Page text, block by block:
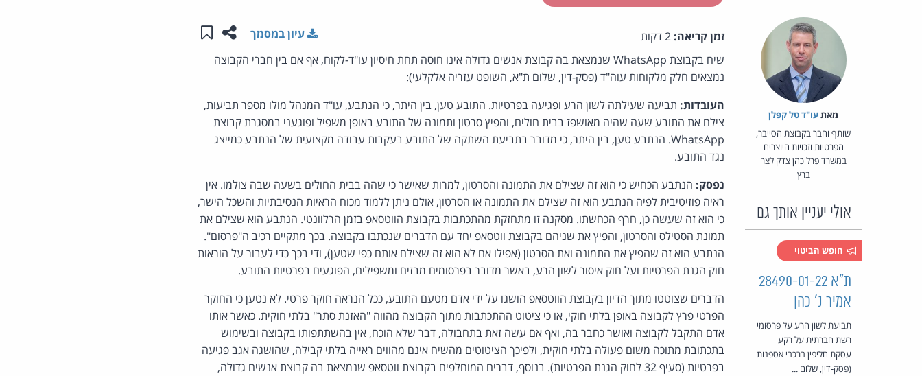
מאת‏עו"ד טל קפלן
שותף וחבר בקבוצת הסייבר,
הפרטיות וזכויות היוצרים
במשרד פרל כהן צדק לצר
ברץ
אולי יעניין אותך גם
חופש הביטוי
ת"א 28490-01-22
אמיר נ' כהן
תביעת לשון הרע על פרסומי
רשת חברתית על רקע
עסקת חליפין ברכבי אספנות
(פסק-דין, שלום ...
זמן קריאה: שתפו עמוד זה
שמור ב"תכנים שלי"
עיון במסמך
שיח בקבוצת WhatsApp שנמצאת בה קבוצת אנשים גדולה אינו חוסה תחת חיסיון עו"ד-לקוח, אף אם בין חברי הקבוצה
נמצאים חלק מלקוחות עוה"ד (פסק-דין, שלום ת"א, השופט עזריה אלקלעי):
העובדות: תביעה שעילתה לשון הרע ופגיעה בפרטיות. התובע טען, בין היתר, כי הנתבע, עו"ד המנהל מולו מספר תביעות,
צילם את התובע שעה שהיה מאושפז בבית חולים, והפיץ סרטון ותמונה של התובע באופן משפיל ופוגעני במסגרת קבוצת
WhatsApp. הנתבע טען, בין היתר, כי מדובר בתביעת השתקה של התובע בעקבות עבודה מקצועית של הנתבע כמייצג
נגד התובע.
נפסק: הנתבע הכחיש כי הוא זה שצילם את התמונה והסרטון, למרות שאישר כי שהה בבית החולים בשעה שבה צולמו. אין
ראיה פוזיטיבית לפיה הנתבע הוא זה שצילם את התמונה או הסרטון, אולם ניתן ללמוד מכוח הראיות הנסיבתיות והשכל הישר,
כי הוא זה שעשה כן, חרף הכחשתו. מסקנה זו מתחזקת מהתכתבות בקבוצת הווטסאפ בזמן הרלוונטי. הנתבע הוא שצילם את
תמונת הסטילס והסרטון, והפיץ את שניהם בקבוצת ווטסאפ יחד עם הדברים שנכתבו בקבוצה. בכך מתקיים רכיב ה"פרסום".
הנתבע הוא זה שהפיץ את התמונה ואת הסרטון (אפילו אם לא הוא זה שצילם אותם כפי שטען), ודי בכך כדי לעבור על הוראות
חוק הגנת הפרטיות ועל חוק איסור לשון הרע, באשר מדובר בפרסומים מבזים ומשפילים, הפוגעים בפרטיות התובע.
הדברים שצוטטו מתוך הדיון בקבוצת הווטסאפ הושגו על ידי אדם מטעם התובע, ככל הנראה חוקר פרטי. לא נטען כי החוקר
הפרטי פרץ לקבוצה באופן בלתי חוקי, או כי ציטוט ההתכתבות מתוך הקבוצה מהווה "האזנת סתר" בלתי חוקית. כאשר אותו
אדם התקבל לקבוצה ואושר כחבר בה, ואף אם עשה זאת בתחבולה, דבר שלא הוכח, אין בהשתתפותו בקבוצה ובשימוש
בתכתובת מתוכה משום פעולה בלתי חוקית, ולפיכך הציטוטים מהשיח אינם מהווים ראייה בלתי קבילה, שהושגה אגב פגיעה
בפרטיות (סעיף 32 לחוק הגנת הפרטיות). בנוסף, דברים המוחלפים בקבוצת ווטסאפ שנמצאת בה קבוצת אנשים גדולה,